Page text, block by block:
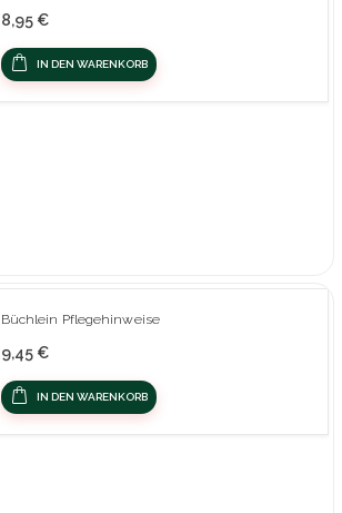
8,95 €
IN DEN WARENKORB
Büchlein Pflegehinweise
9,45 €
IN DEN WARENKORB